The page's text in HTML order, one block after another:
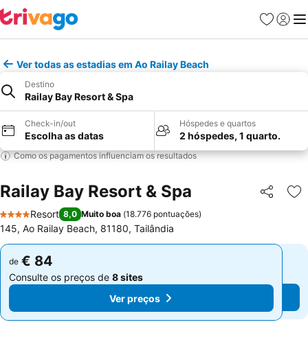
Favoritos
Iniciar
Ver todas as estadias em Ao Railay Beach
Destino
Railay Bay Resort & Spa
Check-in/out
Escolha as datas
Hóspedes e quartos
2 hóspedes, 1 quarto.
Como os pagamentos influenciam os resultados
Railay Bay Resort & Spa Partilhar
4 Estrelas
Resort 8,0 Muito boa (18.776 pontuações)
145, Ao Railay Beach, 81180, Tailândia
de € 84
Consulte os preços de 8 sites
Ver preços
de € 84
Consulte os preços de 8 sites
Ver preços